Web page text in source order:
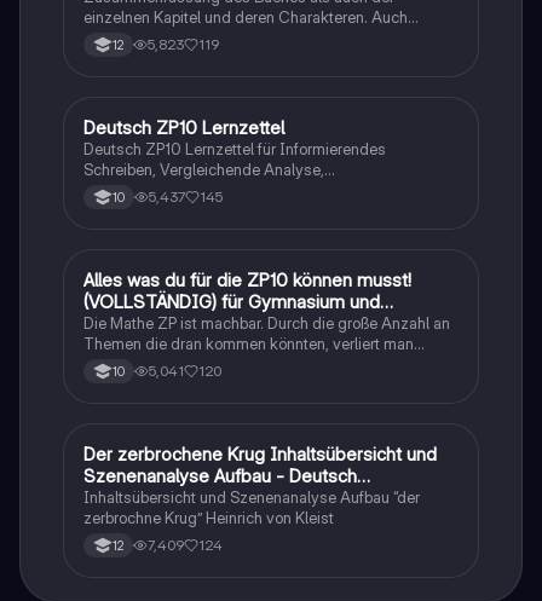
einzelnen Kapitel und deren Charakteren. Auch
tabellarisch. Im Unterricht ohne KI erstellt
12 5,823 119
Deutsch
Deutsch ZP10 Lernzettel
Deutsch ZP10 Lernzettel für Informierendes
Schreiben, Vergleichende Analyse,
Sachtexte/Roman/Gedicht..
10 5,437 145
Mathe
Alles was du für die ZP10 können musst!
(VOLLSTÄNDIG) für Gymnasium und
Realschule
Die Mathe ZP ist machbar. Durch die große Anzahl an
Themen die dran kommen könnten, verliert man
schnell den Überblick. Also habe ich von den kleinsten
Themen bis hin zu den größten alles
10 5,041 120
Deutsch
Der zerbrochene Krug Inhaltsübersicht und
Szenenanalyse Aufbau - Deutsch
Q1/Q2/Abitur
Inhaltsübersicht und Szenenanalyse Aufbau “der
zerbrochne Krug” Heinrich von Kleist
12 7,409 124